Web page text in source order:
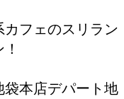
カフェのスリラン
袋本店デパート地